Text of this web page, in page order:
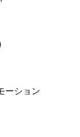
ーション